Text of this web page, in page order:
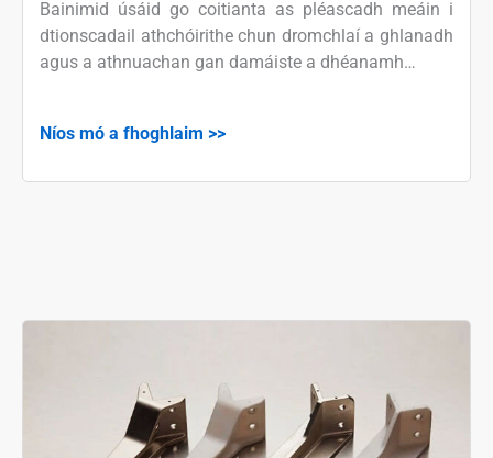
Bainimid úsáid go coitianta as pléascadh meáin i
dtionscadail athchóirithe chun dromchlaí a ghlanadh
agus a athnuachan gan damáiste a dhéanamh…
Níos mó a fhoghlaim >>